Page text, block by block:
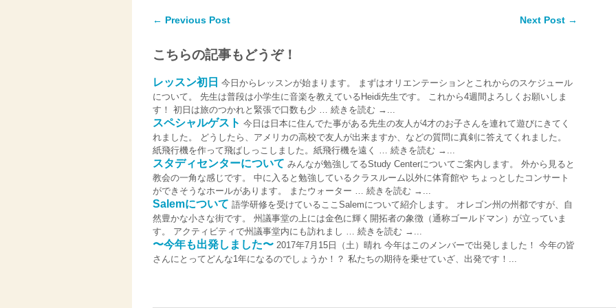
← Previous Post Next Post →
こちらの記事もどうぞ！
レッスン初日 今日からレッスンが始まります。 まずはオリエンテーションとこれからのスケジュール
について。 先生は普段は小学生に音楽を教えているHeidi先生です。 これから4週間よろしくお願いしま
す！ 初日は旅のつかれと緊張で口数も少 … 続きを読む →...
スペシャルゲスト 今日は日本に住んでた事がある先生の友人が4才のお子さんを連れて遊びにきてく
れました。 どうしたら、アメリカの高校で友人が出来ますか、などの質問に真剣に答えてくれました。
紙飛行機を作って飛ばしっこしました。紙飛行機を遠く … 続きを読む →...
スタディセンターについて みんなが勉強してるStudy Centerについてご案内します。 外から見ると
教会の一角な感じです。 中に入ると勉強しているクラスルーム以外に体育館や ちょっとしたコンサート
ができそうなホールがあります。 またウォーター … 続きを読む →...
Salemについて 語学研修を受けているここSalemについて紹介します。 オレゴン州の州都ですが、自
然豊かな小さな街です。 州議事堂の上には金色に輝く開拓者の象徴（通称ゴールドマン）が立っていま
す。 アクティビティで州議事堂内にも訪れまし … 続きを読む →...
〜今年も出発しました〜 2017年7月15日（土）晴れ 今年はこのメンバーで出発しました！ 今年の皆
さんにとってどんな1年になるのでしょうか！？ 私たちの期待を乗せていざ、出発です！...